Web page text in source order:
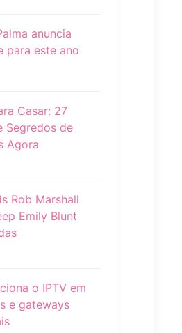
anuncia
para este ano
Casar: 27
Segredos de
Agora
Rob Marshall
Emily Blunt
o IPTV em
e gateways